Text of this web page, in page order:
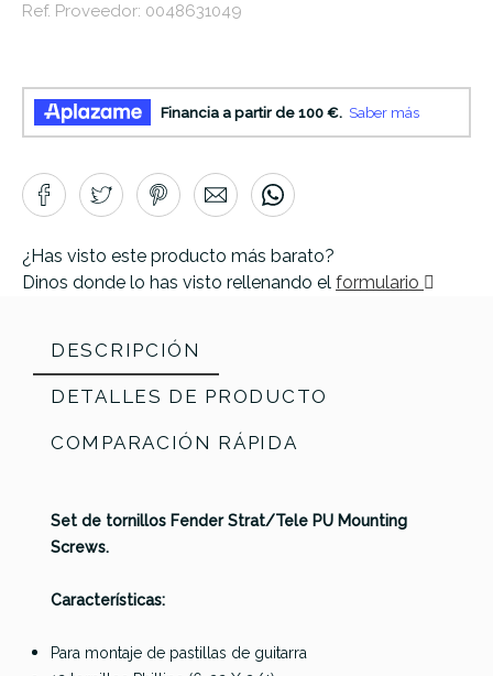
Ref. Proveedor: 0048631049
¿Has visto este producto más barato?
Dinos donde lo has visto rellenando el formulario
DESCRIPCIÓN
DETALLES DE PRODUCTO
COMPARACIÓN RÁPIDA
Set de tornillos Fender Strat/Tele PU Mounting
Screws.
Características:
Para montaje de pastillas de guitarra
Fender